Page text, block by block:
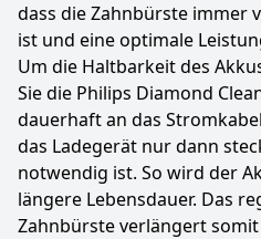
dass die Zahnbürste immer
ist und eine optimale
Um die Haltbarkeit des
Sie die Philips Diamond
dauerhaft an das
das Ladegerät nur dann
notwendig ist. So wird der
längere Lebensdauer. Das
Zahnbürste verlängert